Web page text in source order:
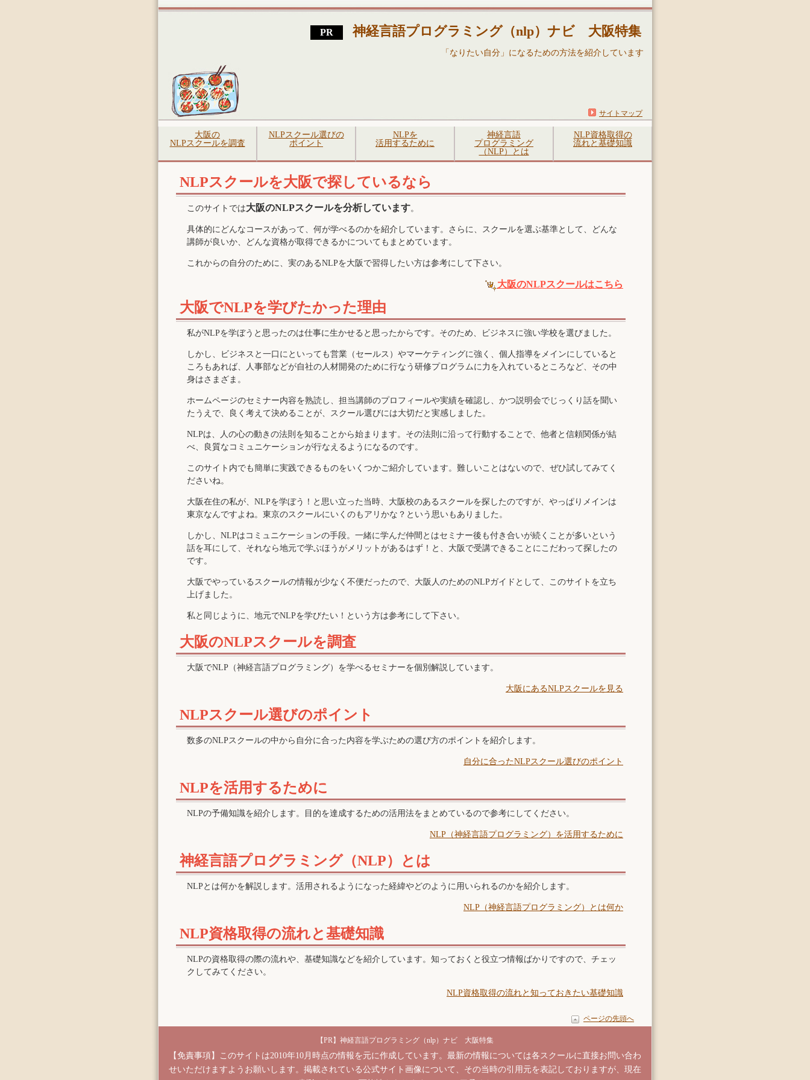
神経言語プログラミング（nlp）ナビ 大阪特集
「なりたい自分」になるための方法を紹介しています
サイトマップ
大阪の
NLPスクールを調査
NLPスクール選びの
ポイント
NLPを
活用するために
神経言語
プログラミング
（NLP）とは
NLP資格取得の
流れと基礎知識
NLPスクールを大阪で探しているなら
このサイトでは大阪のNLPスクールを分析しています。
具体的にどんなコースがあって、何が学べるのかを紹介しています。さらに、スクールを選ぶ基準として、どんな
講師が良いか、どんな資格が取得できるかについてもまとめています。
これからの自分のために、実のあるNLPを大阪で習得したい方は参考にして下さい。
大阪のNLPスクールはこちら
大阪でNLPを学びたかった理由
私がNLPを学ぼうと思ったのは仕事に生かせると思ったからです。そのため、ビジネスに強い学校を選びました。
しかし、ビジネスと一口にといっても営業（セールス）やマーケティングに強く、個人指導をメインにしていると
ころもあれば、人事部などが自社の人材開発のために行なう研修プログラムに力を入れているところなど、その中
身はさまざま。
ホームページのセミナー内容を熟読し、担当講師のプロフィールや実績を確認し、かつ説明会でじっくり話を聞い
たうえで、良く考えて決めることが、スクール選びには大切だと実感しました。
NLPは、人の心の動きの法則を知ることから始まります。その法則に沿って行動することで、他者と信頼関係が結
べ、良質なコミュニケーションが行なえるようになるのです。
このサイト内でも簡単に実践できるものをいくつかご紹介しています。難しいことはないので、ぜひ試してみてく
ださいね。
大阪在住の私が、NLPを学ぼう！と思い立った当時、大阪校のあるスクールを探したのですが、やっぱりメインは
東京なんですよね。東京のスクールにいくのもアリかな？という思いもありました。
しかし、NLPはコミュニケーションの手段。一緒に学んだ仲間とはセミナー後も付き合いが続くことが多いという
話を耳にして、それなら地元で学ぶほうがメリットがあるはず！と、大阪で受講できることにこだわって探したの
です。
大阪でやっているスクールの情報が少なく不便だったので、大阪人のためのNLPガイドとして、このサイトを立ち
上げました。
私と同じように、地元でNLPを学びたい！という方は参考にして下さい。
大阪のNLPスクールを調査
大阪でNLP（神経言語プログラミング）を学べるセミナーを個別解説しています。
大阪にあるNLPスクールを見る
NLPスクール選びのポイント
数多のNLPスクールの中から自分に合った内容を学ぶための選び方のポイントを紹介します。
自分に合ったNLPスクール選びのポイント
NLPを活用するために
NLPの予備知識を紹介します。目的を達成するための活用法をまとめているので参考にしてください。
NLP（神経言語プログラミング）を活用するために
神経言語プログラミング（NLP）とは
NLPとは何かを解説します。活用されるようになった経緯やどのように用いられるのかを紹介します。
NLP（神経言語プログラミング）とは何か
NLP資格取得の流れと基礎知識
NLPの資格取得の際の流れや、基礎知識などを紹介しています。知っておくと役立つ情報ばかりですので、チェッ
クしてみてください。
NLP資格取得の流れと知っておきたい基礎知識
ページの先頭へ
神経言語プログラミング（nlp）ナビ 大阪特集
【免責事項】このサイトは2010年10月時点の情報を元に作成しています。最新の情報については各スクールに直接お問い合わ
せいただけますようお願いします。掲載されている公式サイト画像について、その当時の引用元を表記しておりますが、現在